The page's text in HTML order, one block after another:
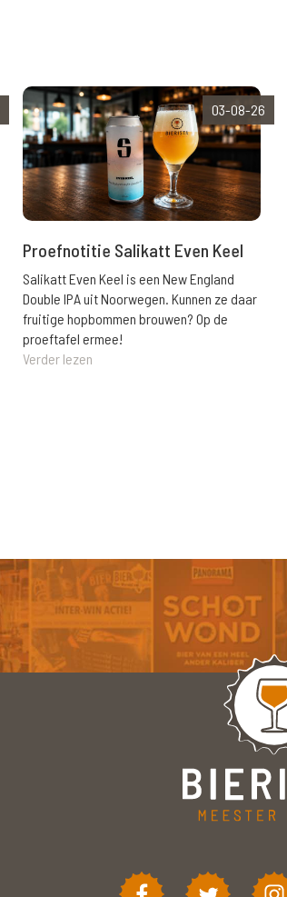
03-08-26
Proefnotitie Salikatt Even Keel
Salikatt Even Keel is een New England
Double IPA uit Noorwegen. Kunnen ze daar
fruitige hopbommen brouwen? Op de
proeftafel ermee!
Verder lezen